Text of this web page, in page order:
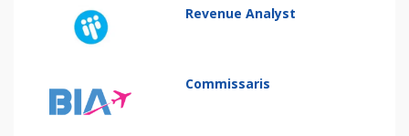
Revenue Analyst
Commissaris